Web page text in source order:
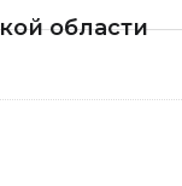
области